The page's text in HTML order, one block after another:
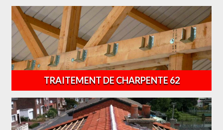
TRAITEMENT DE CHARPENTE 62